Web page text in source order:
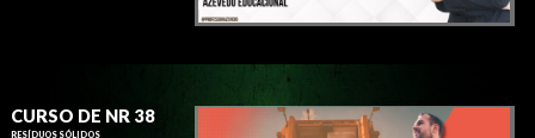
CURSO DE NR 38
RESÍDUOS SÓLIDOS